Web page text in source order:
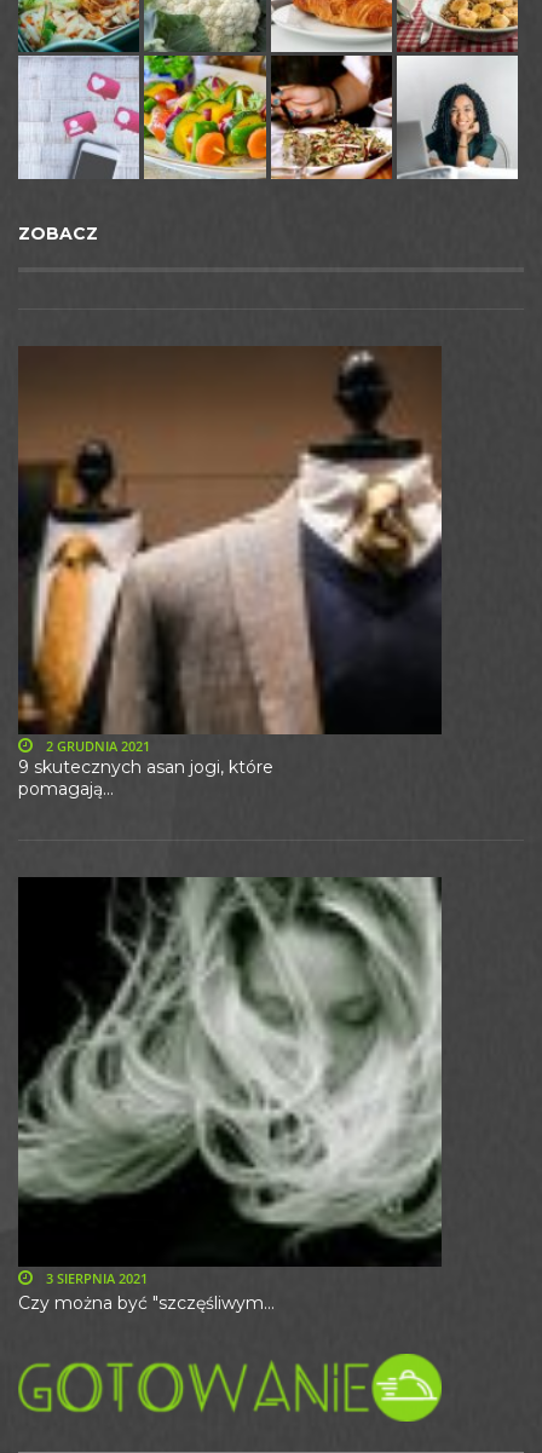
ZOBACZ
9 skutecznych asan jogi, które
pomagają...
2 GRUDNIA 2021
Czy można być "szczęśliwym...
3 SIERPNIA 2021